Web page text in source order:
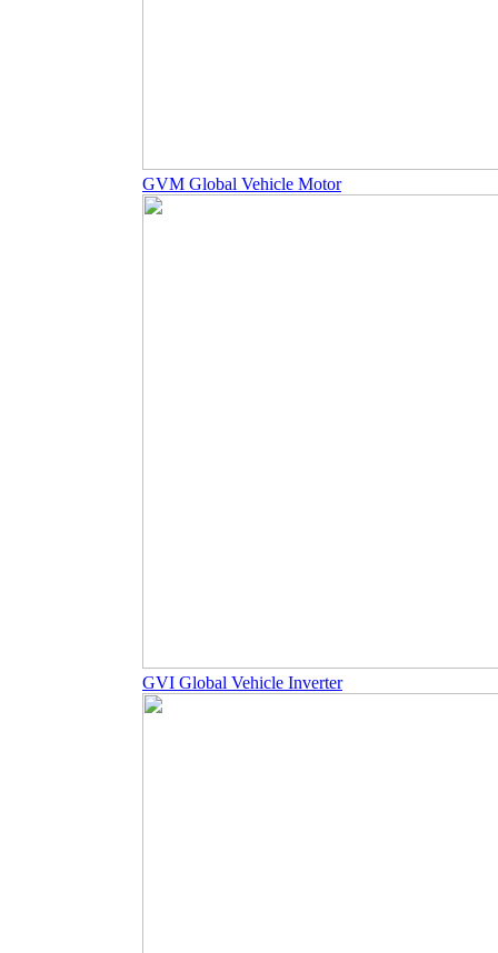
GVM Global Vehicle Motor
GVI Global Vehicle Inverter